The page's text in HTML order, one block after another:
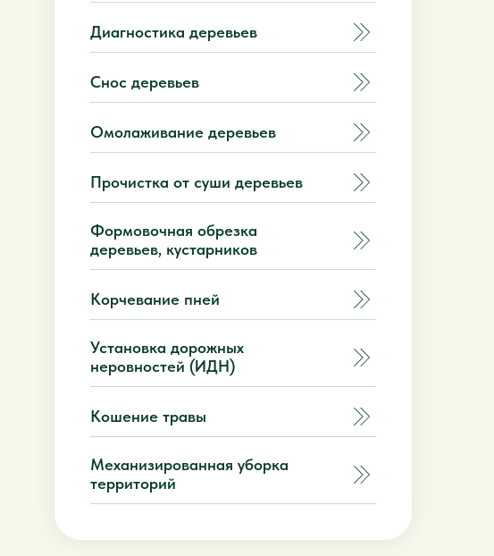
Механизированная уборка
территорий
Кошение травы
Установка дорожных
неровностей (ИДН)
Корчевание пней
Формовочная обрезка
деревьев, кустарников
Прочистка от суши деревьев
Омолаживание деревьев
Снос деревьев
Диагностика деревьев